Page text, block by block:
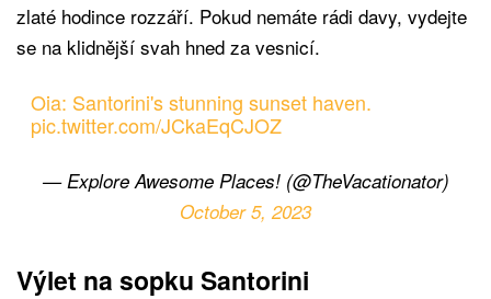
zlaté hodince rozzáří. Pokud nemáte rádi davy, vydejte
se na klidnější svah hned za vesnicí.
Oia: Santorini's stunning sunset haven.
pic.twitter.com/JCkaEqCJOZ
— Explore Awesome Places! (@TheVacationator)
October 5, 2023
Výlet na sopku Santorini